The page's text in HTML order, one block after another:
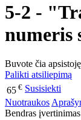
5-2 -
numeris
Buvote čia
Palikti atsiliepimą
65 € Susisiekti
Nuotraukos
Bendras įvertinimas